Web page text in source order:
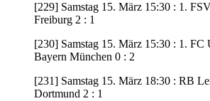
[229] Samstag 15. März 15:30 : 1.
Freiburg 2 : 1
[230] Samstag 15. März 15:30 : 1.
Bayern München 0 : 2
[231] Samstag 15. März 18:30 : RB
Dortmund 2 : 1